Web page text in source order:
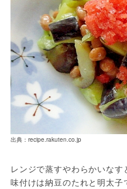
出典：recipe.rakuten.co.jp
レンジで蒸すやわらかいなす
味付けは納豆のたれと明太子